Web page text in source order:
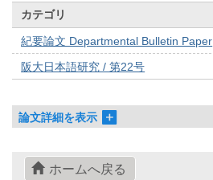
カテゴリ
紀要論文 Departmental Bulletin Paper
阪大日本語研究 / 第22号
論文詳細を表示
ホームへ戻る